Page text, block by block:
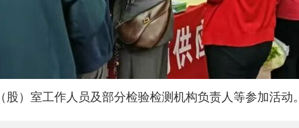
）室工作人员及部分检验检测机构负责人等参加活动。